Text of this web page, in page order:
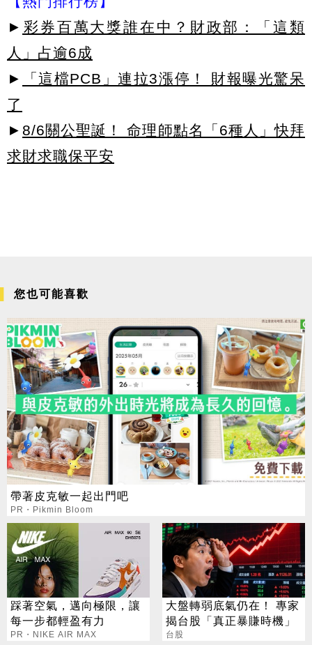
► 彩券百萬大獎誰在中？財政部：「這類
人」占逾6成
►
「這檔PCB」連拉3漲停！ 財報曝光驚呆
了
► 8/6關公聖誕！ 命理師點名「6種人」快拜
求財求職保平安
您也可能喜歡
帶著皮克敏一起出門吧
PR・Pikmin Bloom
踩著空氣，邁向極限，讓
每一步都輕盈有力
PR・NIKE AIR MAX
大盤轉弱底氣仍在！ 專家
揭台股「真正暴賺時機」
台股